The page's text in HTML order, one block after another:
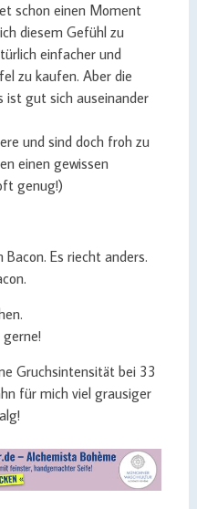
schon einen Moment
diesem Gefühl zu
einfacher und
zu kaufen. Aber die
ist gut sich auseinander
und sind doch froh zu
einen gewissen
genug!)
Es riecht anders.
Gruchsintensität bei 33
für mich viel grausiger